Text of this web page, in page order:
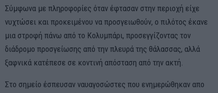
Σύμφωνα με πληροφορίες όταν έφτασαν στην περιοχή είχε
νυχτώσει και προκειμένου να προσγειωθούν, ο πιλότος έκανε
μια στροφή πάνω από το Κολυμπάρι, προσεγγίζοντας τον
διάδρομο προσγείωσης από την πλευρά της θάλασσας, αλλά
ξαφνικά κατέπεσε σε κοντινή απόσταση από την ακτή.
Στο σημείο έσπευσαν ναυαγοσώστες που ενημερώθηκαν απο